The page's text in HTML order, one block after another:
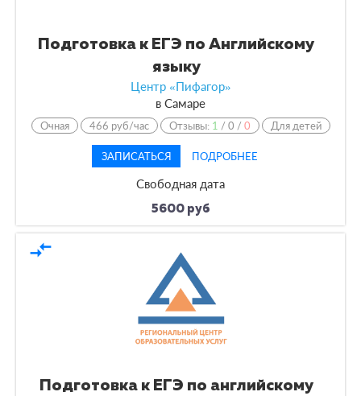
Подготовка к ЕГЭ по Английскому
языку
Центр «Пифагор»
в Самаре
Очная 466 руб/час Отзывы: 1 /0 /0 Для детей
ЗАПИСАТЬСЯ ПОДРОБНЕЕ
Свободная дата
5600 руб
compare_arrows
Подготовка к ЕГЭ по английскому